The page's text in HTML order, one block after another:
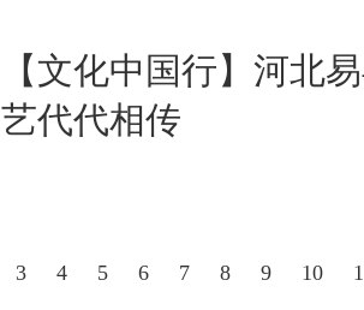
【文化中国行】河北
艺代代相传
3 4 5 6 7 8 9 10